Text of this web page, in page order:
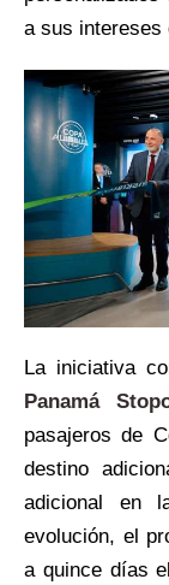
a sus intereses
La iniciativa
Panamá
pasajeros de
destino
adicional en
evolución, el
a quince días